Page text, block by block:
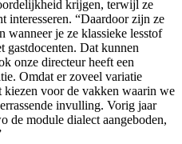
krijgen, terwijl ze
interesseren. “Daardoor zijn ze
wanneer je ze klassieke lesstof
gastdocenten. Dat kunnen
onze directeur heeft een
Omdat er zoveel variatie
voor de vakken waarin we
invulling. Vorig jaar
de module dialect aangeboden,